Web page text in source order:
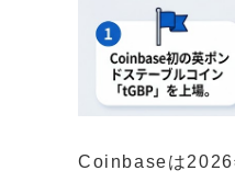
Coinbaseは2026